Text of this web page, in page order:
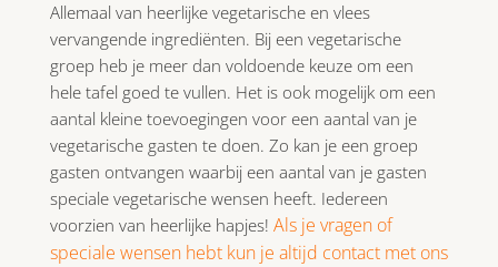
Allemaal van heerlijke vegetarische en vlees
vervangende ingrediënten. Bij een vegetarische
groep heb je meer dan voldoende keuze om een
hele tafel goed te vullen. Het is ook mogelijk om een
aantal kleine toevoegingen voor een aantal van je
vegetarische gasten te doen. Zo kan je een groep
gasten ontvangen waarbij een aantal van je gasten
speciale vegetarische wensen heeft. Iedereen
voorzien van heerlijke hapjes! Als je vragen of
speciale wensen hebt kun je altijd contact met ons